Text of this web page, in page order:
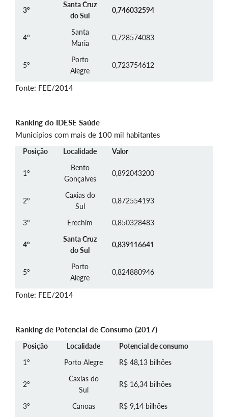
3º
Santa Cruz
do Sul
0,746032594
4º
Santa
Maria
0,728574083
5º
Porto
Alegre
0,723754612
Fonte: FEE/2014
Ranking do IDESE Saúde
Municípios com mais de 100 mil habitantes
Posição Localidade Valor
1º
Bento
Gonçalves
0,892043200
2º
Caxias do
Sul
0,872554193
3º Erechim 0,850328483
4º
Santa Cruz
do Sul
0,839116641
5º
Porto
Alegre
0,824880946
Fonte: FEE/2014
Ranking de Potencial de Consumo (2017)
Posição Localidade
Potencial de consumo
1º
Porto Alegre R$ 48,13 bilhões
2º
Caxias do
Sul
R$ 16,34 bilhões
3º Canoas
R$ 9,14 bilhões